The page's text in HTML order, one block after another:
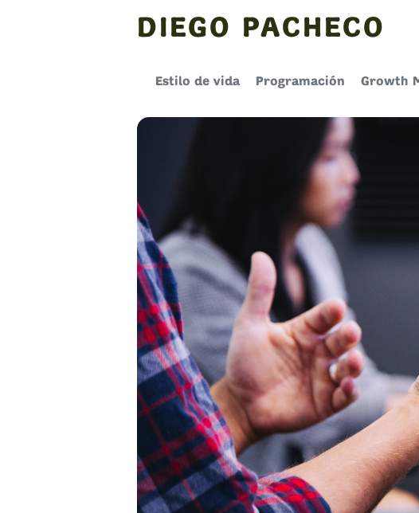
DIEGO PACHECO
Estilo de vida Programación Growth